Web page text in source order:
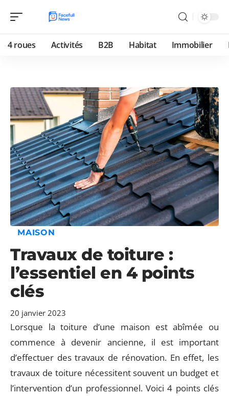
4 roues Activités B2B Habitat Immobilier
MAISON
Travaux de toiture :
l’essentiel en 4 points
clés
20 janvier 2023
Lorsque la toiture d’une maison est abîmée ou
commence à devenir ancienne, il est important
d’effectuer des travaux de rénovation. En effet, les
travaux de toiture nécessitent souvent un budget et
l’intervention d’un professionnel. Voici 4 points clés